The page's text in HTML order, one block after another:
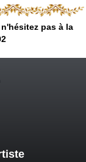
pas à la